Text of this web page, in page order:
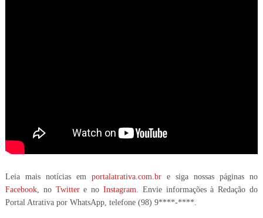
Leia mais notícias em portalatrativa.com.br e siga nossas páginas no
Facebook, no Twittere noInstagram . Envie informações à Redação do
Portal Atrativa por WhatsApp, telefone (98) 9****-****